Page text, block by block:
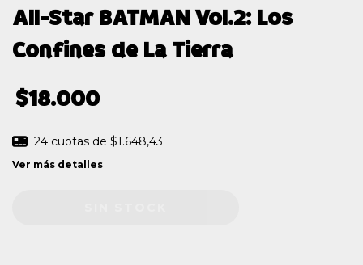
All-Star BATMAN Vol.2: Los
Confines de La Tierra
$18.000
24 cuotas de $1.648,43
Ver más detalles